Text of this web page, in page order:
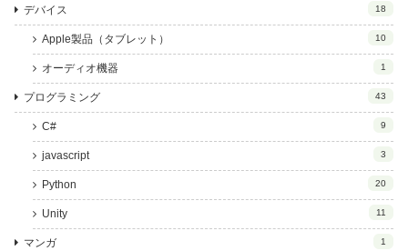
デバイス 18
Apple製品（タブレット） 10
オーディオ機器 1
プログラミング 43
C# 9
javascript 3
Python 20
Unity 11
マンガ 1